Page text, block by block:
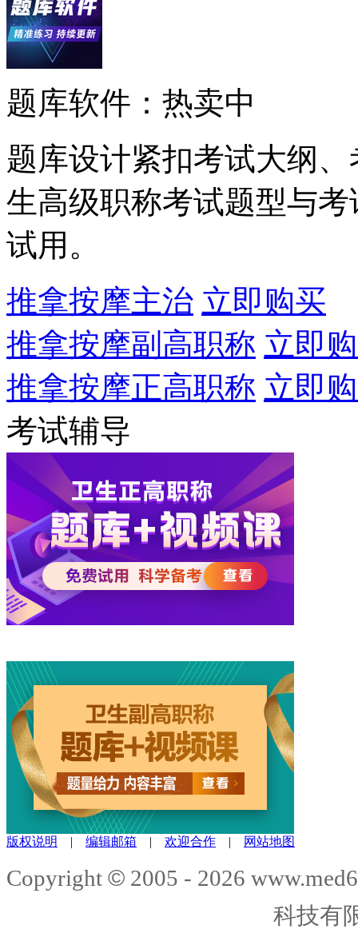
题库软件：热卖中
题库设计紧扣考试大纲
生高级职称考试题型与
试用。
推拿按摩主治 立即购买
推拿按摩副高职称 立即
推拿按摩正高职称 立即
考试辅导
版权说明 | 编辑邮箱 | 欢迎合作 | 网站地图
Copyright © 2005 - 2026
科技有